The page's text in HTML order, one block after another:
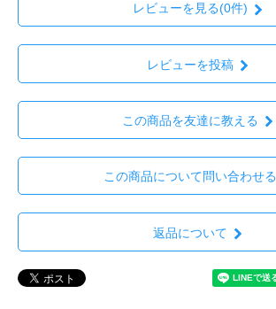
レビューを見る(0件)
レビューを投稿
この商品を友達に教える
この商品について問い合わせる
返品について